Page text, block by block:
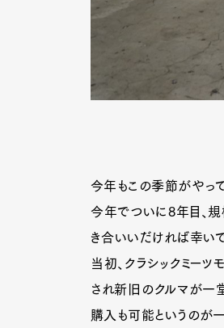
今年もこの季節がやっ
今年でついに8年目、規
き合いいだければ幸いで
当初、クラシックミー
され新旧のクルマが一
購入も可能というのが一